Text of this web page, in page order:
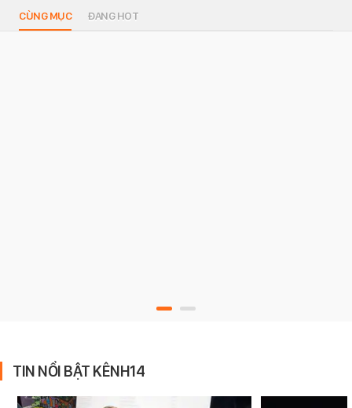
CÙNG MỤC ĐANG HOT
TIN NỔI BẬT KÊNH14